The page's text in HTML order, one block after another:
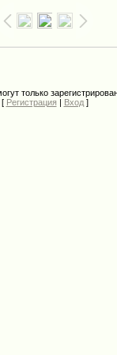
только
[ Регистрация | Вход]